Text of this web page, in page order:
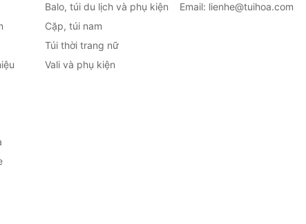
Balo, túi du lịch và phụ kiện
Cặp, túi nam
Túi thời trang nữ
Vali và phụ kiện
Email: lienhe@tuihoa.com